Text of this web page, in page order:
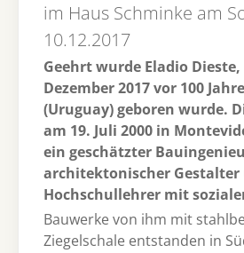
im Haus Schminke am
10.12.2017
Geehrt wurde Eladio Dieste,
Dezember 2017 vor 100
(Uruguay) geboren wurde.
am 19. Juli 2000 in
ein geschätzter
architektonischer Gestalter
Hochschullehrer mit
Bauwerke von ihm mit
Ziegelschale entstanden in